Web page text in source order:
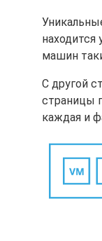
машин
С другой
страницы
каждая и